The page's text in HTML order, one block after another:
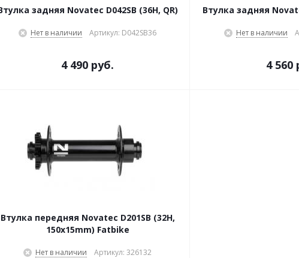
задняя Novatec D042SB (36H, QR)
Нет в наличии Артикул: D042SB36
4 490 руб.
Втулка задняя
Нет в наличии
4 560
Втулка передняя Novatec D201SB (32H,
150x15mm) Fatbike
Нет в наличии Артикул: 326132